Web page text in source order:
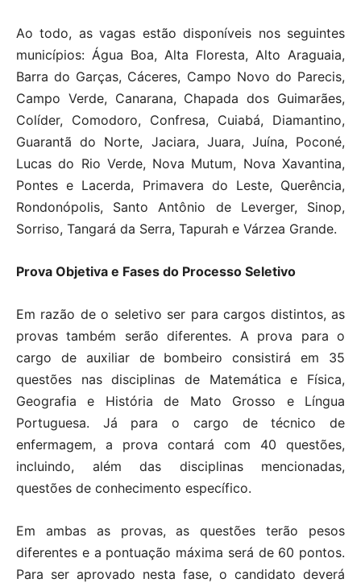
Ao todo, as vagas estão disponíveis nos seguintes
municípios: Água Boa, Alta Floresta, Alto Araguaia,
Barra do Garças, Cáceres, Campo Novo do Parecis,
Campo Verde, Canarana, Chapada dos Guimarães,
Colíder, Comodoro, Confresa, Cuiabá, Diamantino,
Guarantã do Norte, Jaciara, Juara, Juína, Poconé,
Lucas do Rio Verde, Nova Mutum, Nova Xavantina,
Pontes e Lacerda, Primavera do Leste, Querência,
Rondonópolis, Santo Antônio de Leverger, Sinop,
Sorriso, Tangará da Serra, Tapurah e Várzea Grande.
Prova Objetiva e Fases do Processo Seletivo
Em razão de o seletivo ser para cargos distintos, as
provas também serão diferentes. A prova para o
cargo de auxiliar de bombeiro consistirá em 35
questões nas disciplinas de Matemática e Física,
Geografia e História de Mato Grosso e Língua
Portuguesa. Já para o cargo de técnico de
enfermagem, a prova contará com 40 questões,
incluindo, além das disciplinas mencionadas,
questões de conhecimento específico.
Em ambas as provas, as questões terão pesos
diferentes e a pontuação máxima será de 60 pontos.
Para ser aprovado nesta fase, o candidato deverá